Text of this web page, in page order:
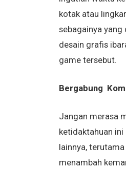
kotak atau
sebagainya yang
desain grafis
game tersebut.
Bergabung
Jangan merasa
ketidaktahuan
lainnya,
menambah